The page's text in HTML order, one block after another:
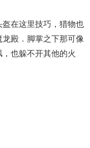
在这里技巧，猎物也
殿．脚掌之下那可像
也躲不开其他的火